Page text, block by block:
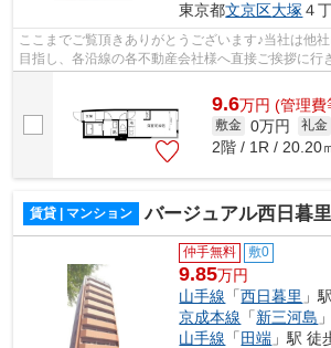
東京都文京区大塚 ４
ここまでご覧頂きありがとうございます♪当社は他
目指し、各沿線の各不動産会社様へ直接ご挨拶に行
9.6万円 (管理費
敷金 0万円 礼金
2階 / 1R / 20.20
賃貸 | マンション バージュアル西日暮里
仲手無料 敷0
9.85万円
山手線 「西日暮里 」
京成本線 「新三河島
山手線 「 田端 」駅 徒